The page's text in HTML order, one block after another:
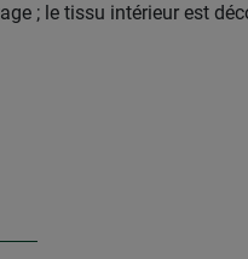
; le tissu intérieur est